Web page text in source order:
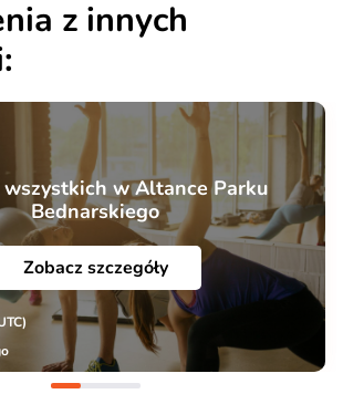
z innych
wszystkich w Altance Parku
Bednarskiego
Zobacz szczegóły